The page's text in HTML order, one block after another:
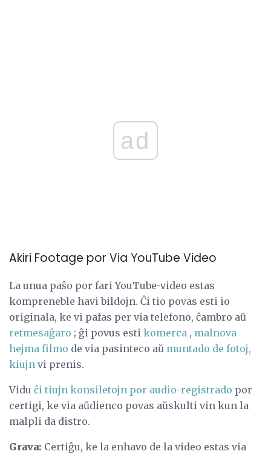
ad
Akiri Footage por Via YouTube Video
La unua paŝo por fari YouTube-video estas
kompreneble havi bildojn. Ĉi tio povas esti io
originala, ke vi pafas per via telefono, ĉambro aŭ
retmesaĝaro ; ĝi povus esti komerca , malnova
hejma filmo de via pasinteco aŭ muntado de fotoj,
kiujn vi prenis.
Vidu ĉi tiujn konsiletojn por audio-registrado por
certigi, ke via aŭdienco povas aŭskulti vin kun la
malpli da distro.
Grava: Certiĝu, ke la enhavo de la video estas via